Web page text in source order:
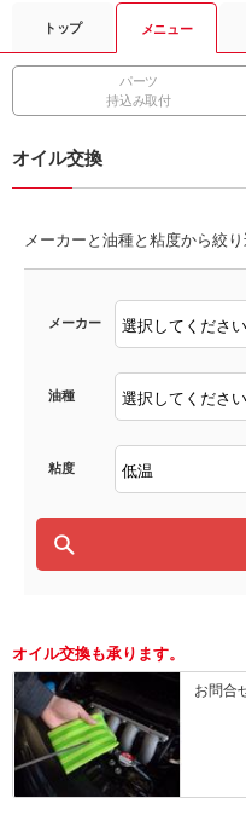
トップ メニュー
パーツ
持込み取付
オイル交換
メーカーと油種と粘度から絞
メーカー
油種
粘度
オイル交換も承ります。
お問合